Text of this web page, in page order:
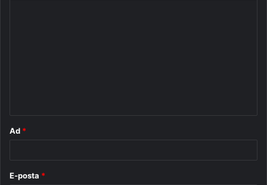
Ad *
E-posta *